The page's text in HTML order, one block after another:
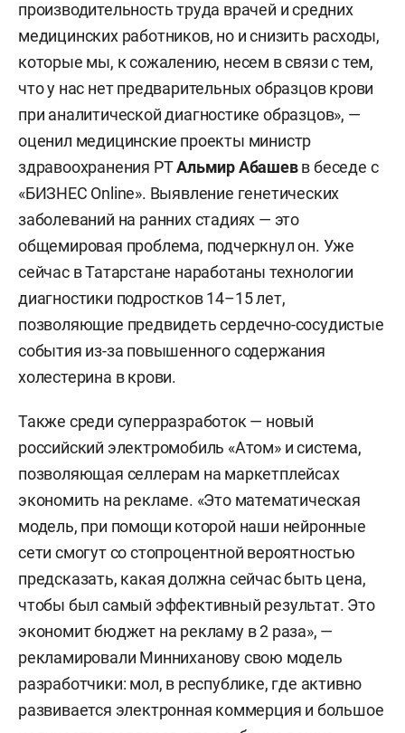
производительность труда врачей и средних
медицинских работников, но и снизить расходы,
которые мы, к сожалению, несем в связи с тем,
что у нас нет предварительных образцов крови
при аналитической диагностике образцов», —
оценил медицинские проекты министр
здравоохранения РТАльмир Абашевв беседе с
«БИЗНЕС Online». Выявление генетических
заболеваний на ранних стадиях — это
общемировая проблема, подчеркнул он. Уже
сейчас в Татарстане наработаны технологии
диагностики подростков 14–15 лет,
позволяющие предвидеть сердечно-сосудистые
события из-за повышенного содержания
холестерина в крови.
Также среди суперразработок — новый
российский электромобиль «Атом» и система,
позволяющая селлерам на маркетплейсах
экономить на рекламе. «Это математическая
модель, при помощи которой наши нейронные
сети смогут со стопроцентной вероятностью
предсказать, какая должна сейчас быть цена,
чтобы был самый эффективный результат. Это
экономит бюджет на рекламу в 2 раза», —
рекламировали Минниханову свою модель
разработчики: мол, в республике, где активно
развивается электронная коммерция и большое